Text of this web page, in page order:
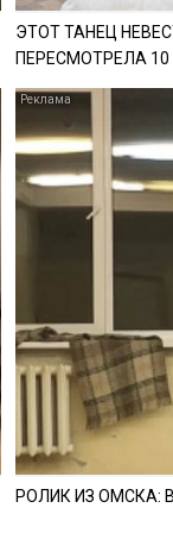
ЭТОТ ТАНЕЦ
ПЕРЕСМОТРЕЛА 10
РОЛИК ИЗ ОМСКА: